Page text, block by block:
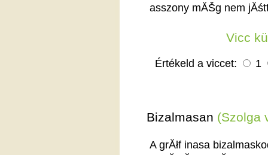
asszony mĂŠg nem
Vicc
Értékeld a viccet: 1
Bizalmasan (Szolga
A grĂłf inasa